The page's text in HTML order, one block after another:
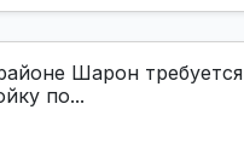
Шарон требуется
по...